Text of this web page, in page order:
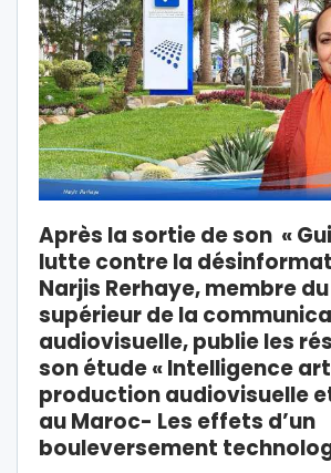
Après la sortie de son «
lutte contre la
Narjis Rerhaye, membre
supérieur de la
audiovisuelle, publie les
son étude « Intelligence
production audiovisuelle
au Maroc- Les effets d’un
bouleversement